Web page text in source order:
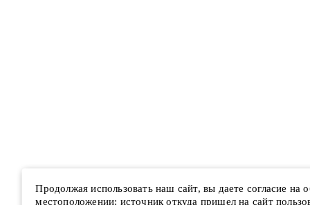
Продолжая использовать наш сайт, вы даете согласие на
местоположении; источник откуда пришел на сайт